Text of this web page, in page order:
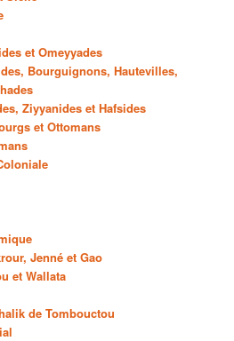
et Omeyyades
Bourguignons, Hautevilles,
Ziyyanides et Hafsides
et Ottomans
Jenné et Gao
et Wallata
de Tombouctou